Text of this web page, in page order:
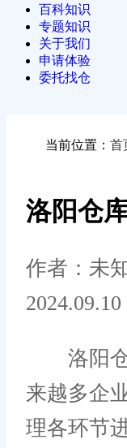
百科知识
专题知识
关于我们
申请体验
委托找仓
当前位置： 首
洛阳仓
作者：未
2024.09.10
洛阳仓
来越多企
理各环节